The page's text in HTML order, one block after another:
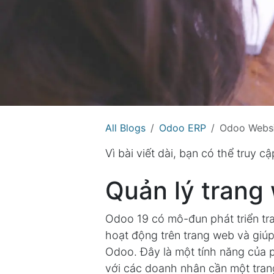
All Blogs Odoo ERP Odoo
Vì bài viết dài, bạn có thể truy
Quản lý trang
Odoo 19 có mô-đun phát triển
hoạt động trên trang web và
Odoo. Đây là một tính năng của
với các doanh nhân cần một